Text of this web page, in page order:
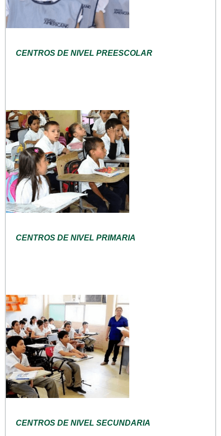
CENTROS DE NIVEL PREESCOLAR
CENTROS DE NIVEL PRIMARIA
CENTROS DE NIVEL SECUNDARIA